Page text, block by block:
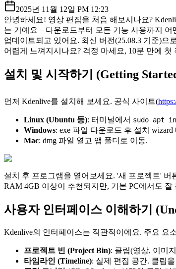
2025년 11월 12일 PM 12:23
안녕하세요! 영상 편집을 처음 해보시나요?
는 거예요 – 다운로드부터 모든 기능 사용까지
업데이트되고 있어요. 최신 버전(25.08.3 기준)으
어렵게 느껴지시나요? 걱정 마세요, 10분 만에 첫
설치 및 시작하기 (Getting
먼저 Kdenlive를 설치해 보세요. 공식 사이트(
Linux (Ubuntu 등): 터미널에서 sudo apt
Windows: exe 파일 다운로드 후 설치 wizard
Mac: dmg 파일 열고 앱 폴더로 이동.
설치 후 프로그램을 열어보세요. '새 프로젝트'
RAM 4GB 이상이 추천되지만, 기본 PC에서도 잘
사용자 인터페이스 이해하기
Kdenlive의 인터페이스는 직관적이에요. 주요 요
프로젝트 빈 (Project Bin): 클립(영상, 이미
타임라인 (Timeline): 실제 편집 공간. 클립